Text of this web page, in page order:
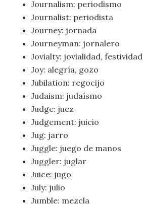
Journalism: periodismo
Journalist: periodista
Journey: jornada
Journeyman: jornalero
Jovialty: jovialidad, festividad
Joy: alegría, gozo
Jubilation: regocijo
Judaism: judaísmo
Judge: juez
Judgement: juicio
Jug: jarro
Juggle: juego de manos
Juggler: juglar
Juice: jugo
July: julio
Jumble: mezcla